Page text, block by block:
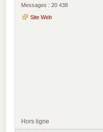
Messages : 20 438
Site Web
Hors ligne